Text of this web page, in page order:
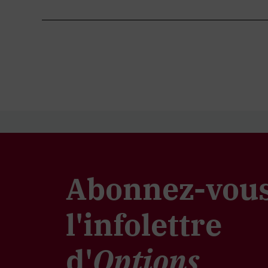
Abonnez-
l'infolettre
d'Options